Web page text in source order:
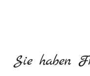
Sie haben